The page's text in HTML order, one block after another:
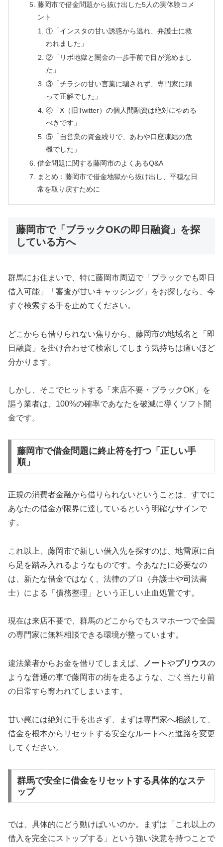
藤岡市で借金問題から抜け出した5人の実体験コメ
ント
①「インスタの甘い誘惑から逃れ、弁護士に救
われました」
②「リボ地獄と闇金の一歩手前で目が覚めまし
た」
③「チラシの甘い言葉に騙されず、専門家に頼
って正解でした」
④「X（旧Twitter）の個人間融資は絶対にやめる
べきです」
⑤「自営業の資金繰りで、あわや口座凍結の危
機でした」
借金問題に関する藤岡市のよくあるQ&A
まとめ：藤岡市で借金地獄から抜け出し、平穏な日
常を取り戻すために
藤岡市で「ブラックOKの即日融資」を探
している方へ
群馬にお住まいで、特に藤岡市周辺で「ブラックでも即日
借入可能」「審査が甘いキャッシング」をお探しなら、今
すぐ検索する手を止めてください。
どこからも借りられない焦りから、藤岡市の地域名と「即
日融資」を掛け合わせて検索してしまう気持ちは痛いほど
分かります。
しかし、そこでヒットする「来店不要・ブラックOK」を
謳う業者は、100%の確率であなたを破滅に導くソフト闇
金です。
藤岡市で借金問題に終止符を打つ「正しい手
順」
正規の消費者金融から借りられないということは、すでに
あなたの借金が限界に達しているという明確なサインで
す。
これ以上、藤岡市で新しい借入先を探すのは、地雷原に自
ら足を踏み入れるようなものです。今あなたに必要なの
は、新たな借金ではなく、法律のプロ（弁護士や司法書
士）による「債務整理」という正しい止血処置です。
現在は来店不要で、群馬のどこからでもスマホ一つで全国
の専門家に無料相談できる環境が整っています。
違法業者からお金を借りてしまえば、 ノートやプリウスの
ような普通の車で藤岡市の街を走るような、ごく当たり前
の日常すら奪われてしまいます。
甘い罠には絶対に手を出さず、まずは専門家へ相談して、
借金を根本からリセットする安全なルートへと進路を変更
してください。
群馬で安全に借金をリセットする具体的なステ
ップ
では、具体的にどう動けばいいのか。まずは「これ以上の
借入を完全にストップする」という強い決意を持つことで